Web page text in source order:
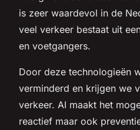
is zeer waardevol in de
veel verkeer bestaat uit
en voetgangers.
Door deze technologieën
verminderd en krijgen we
verkeer. AI maakt het
reactief maar ook